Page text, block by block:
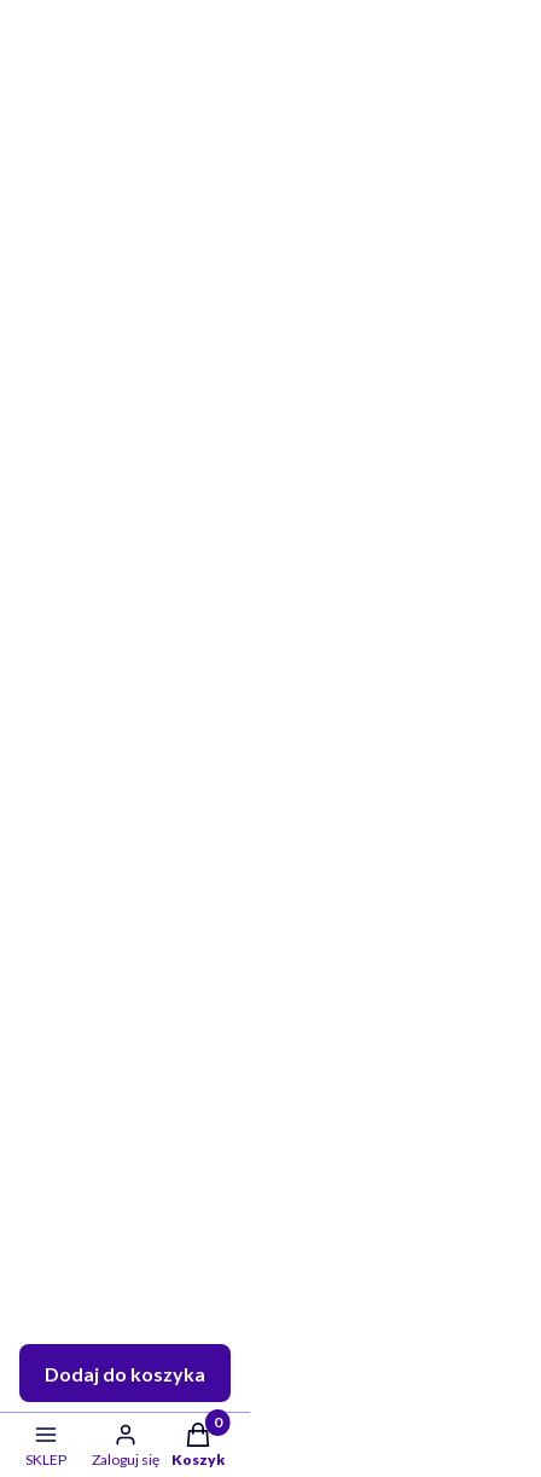
Dodaj do koszyka
SKLEP Zaloguj się
Twoje skarby w koszyku:: 0. Zobacz
Koszyk